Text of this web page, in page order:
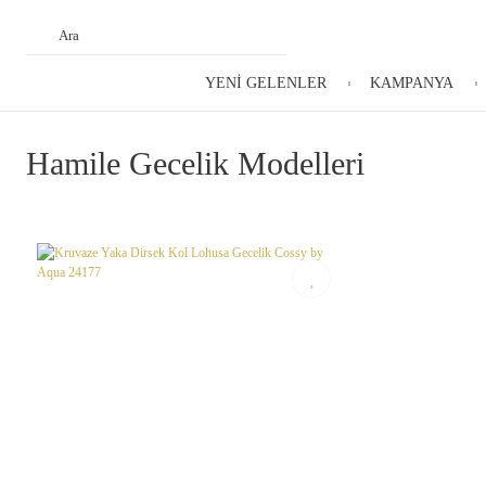
YENİ GELENLER KAMPANYA
Hamile Gecelik Modelleri